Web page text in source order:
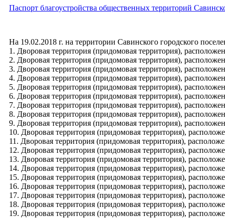
Паспорт благоустройства общественных территорий
На 19.02.2018 г. на территории Савинского городского
1. Дворовая территория (придомовая территория),
2. Дворовая территория (придомовая территория),
3. Дворовая территория (придомовая территория),
4. Дворовая территория (придомовая территория),
5. Дворовая территория (придомовая территория),
6. Дворовая территория (придомовая территория),
7. Дворовая территория (придомовая территория),
8. Дворовая территория (придомовая территория),
9. Дворовая территория (придомовая территория),
10. Дворовая территория (придомовая территория),
11. Дворовая территория (придомовая территория),
12. Дворовая территория (придомовая территория),
13. Дворовая территория (придомовая территория),
14. Дворовая территория (придомовая территория),
15. Дворовая территория (придомовая территория),
16. Дворовая территория (придомовая территория),
17. Дворовая территория (придомовая территория),
18. Дворовая территория (придомовая территория),
19. Дворовая территория (придомовая территория),